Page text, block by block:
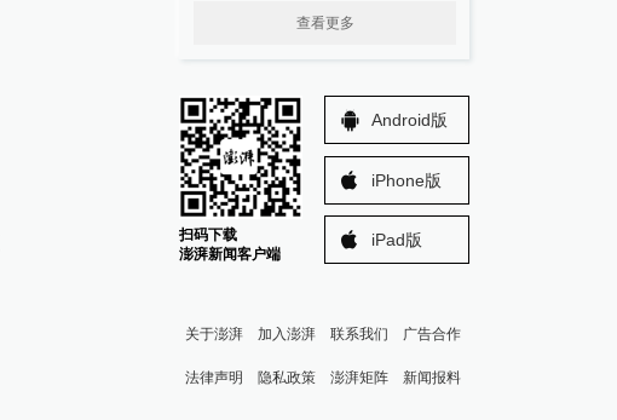
查看更多
扫码下载
澎湃新闻客户端
Android版
iPhone版
iPad版
关于澎湃 加入澎湃 联系我们 广告合作
法律声明 隐私政策 澎湃矩阵 新闻报料